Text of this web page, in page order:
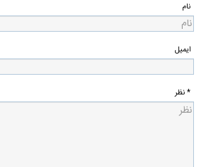
نام
ایمیل
* نظر